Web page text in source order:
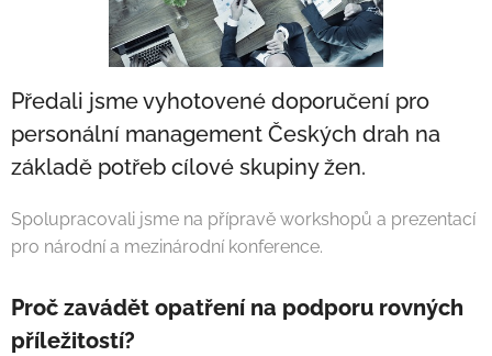
Předali jsme vyhotovené doporučení pro
personální management Českých drah na
základě potřeb cílové skupiny žen.
Spolupracovali jsme na přípravě workshopů a prezentací
pro národní a mezinárodní konference.
Proč zavádět opatření na podporu rovných
příležitostí?